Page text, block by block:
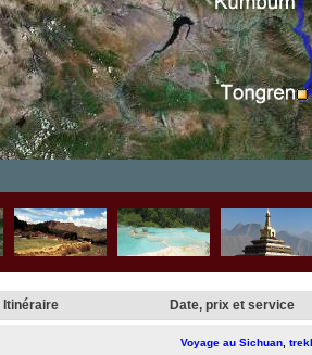
Itinéraire Date, prix et service
Voyage au Sichuan,